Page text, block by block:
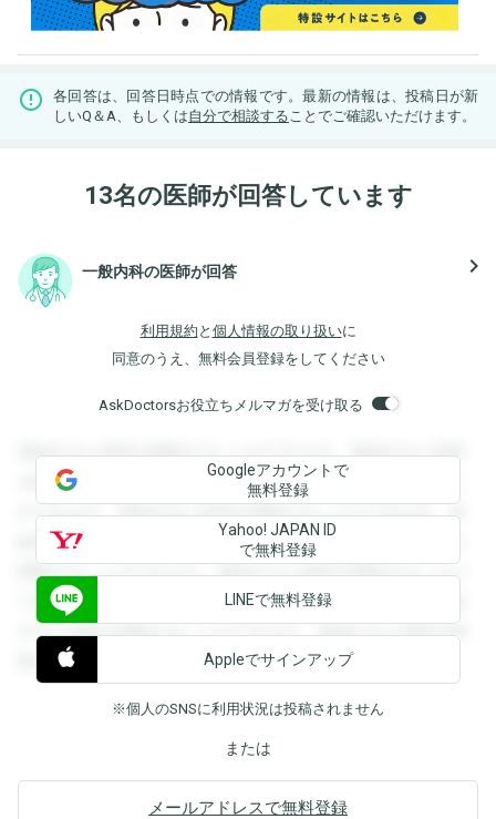
各回答は、回答日時点での情報です。最新の情報は、投稿日が新
しいQ＆A、もしくは自分で相談する ことでご確認いただけます。
13名の医師が回答しています
一般内科の医師が回答 navigate_next
利用規約 と 個人情報の取り扱いに
同意のうえ、無料会員登録をしてください
AskDoctorsお役立ちメルマガを受け取る
登録すると回答を閲覧することができます。登録すると回答
を閲覧することができます。登録すると回答を閲覧すること
ができます。登録すると回答を閲覧することができます。登
録すると回答を閲覧することができます。登録すると回答を
閲覧することができます。登録すると回答を閲覧することが
できます。登録すると回答を閲覧することができます。登録
すると回答を閲覧することができます。登録すると回答を閲
覧することができます。
Googleアカウントで
無料登録
Yahoo! JAPAN ID
で無料登録
LINEで無料登録
Appleでサインアップ
※個人のSNSに利用状況は投稿されません
または
メールアドレスで無料登録